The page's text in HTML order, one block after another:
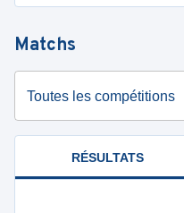
Matchs
Toutes les compétitions
RÉSULTATS